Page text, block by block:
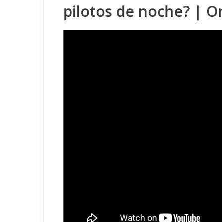
pilotos de noche? |